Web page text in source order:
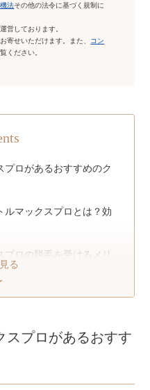
法その他の法令に基づく規制に
営しております。
寄せいただけます。また、 コン
ください。
プロがあるおすすめのク
ルマックスプロとは？効
ロの脱毛を受けるメリ
プロの医療脱毛を受ける
施術回数
ロがあるクリニックの
る
スプロがあるおすす